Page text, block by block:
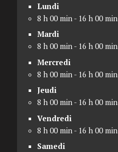
Lundi
8 h 00 min - 16 h 00 min
Mardi
8 h 00 min - 16 h 00 min
Mercredi
8 h 00 min - 16 h 00 min
Jeudi
8 h 00 min - 16 h 00 min
Vendredi
8 h 00 min - 16 h 00 min
Samedi